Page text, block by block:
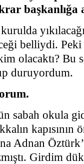
başkanlığa
belliydi.
olacaktı? Bu
duruyordum.
sabah okula
kapısının
Adnan
Girdim